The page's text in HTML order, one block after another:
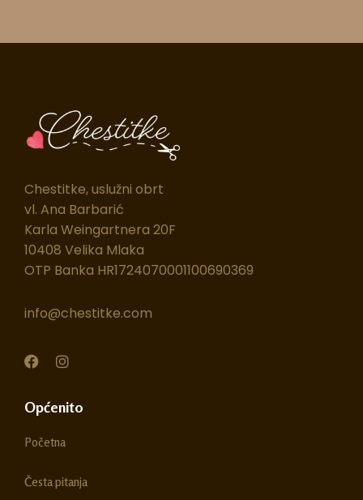
Chestitke, uslužni obrt
vl. Ana Barbarić
Karla Weingartnera 20F
10408 Velika Mlaka
OTP Banka HR1724070001100690369
info@chestitke.com
F
e
b
o
I
t
r
m
Općenito
Početna
Česta pitanja